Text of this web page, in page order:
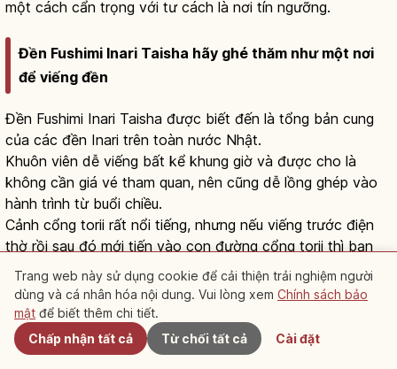
một cách cẩn trọng với tư cách là nơi tín ngưỡng.
Đền Fushimi Inari Taisha hãy ghé thăm như một nơi
để viếng đền
Đền Fushimi Inari Taisha được biết đến là tổng bản cung
của các đền Inari trên toàn nước Nhật.
Khuôn viên dễ viếng bất kể khung giờ và được cho là
không cần giá vé tham quan, nên cũng dễ lồng ghép vào
hành trình từ buổi chiều.
Cảnh cổng torii rất nổi tiếng, nhưng nếu viếng trước điện
thờ rồi sau đó mới tiến vào con đường cổng torii thì bạn
sẽ dễ cảm nhận ý nghĩa của nơi đây như một ngôi đền.
Khi chụp ảnh cũng vậy, đây là nơi cần ý thức không chắn
lối di chuyển của người viếng đền.
Con đường Senbon Torii càng vào sâu càng tăng
Gần đây
Trang web này sử dụng cookie để cải thiện trải nghiệm người
dùng và cá nhân hóa nội dung. Vui lòng xem Chính sách bảo
mật để biết thêm chi tiết.
Chấp nhận tất cả
Từ chối tất cả Cài đặt